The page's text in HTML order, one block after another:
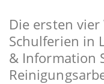
Die ersten
Schulferien in
& Information